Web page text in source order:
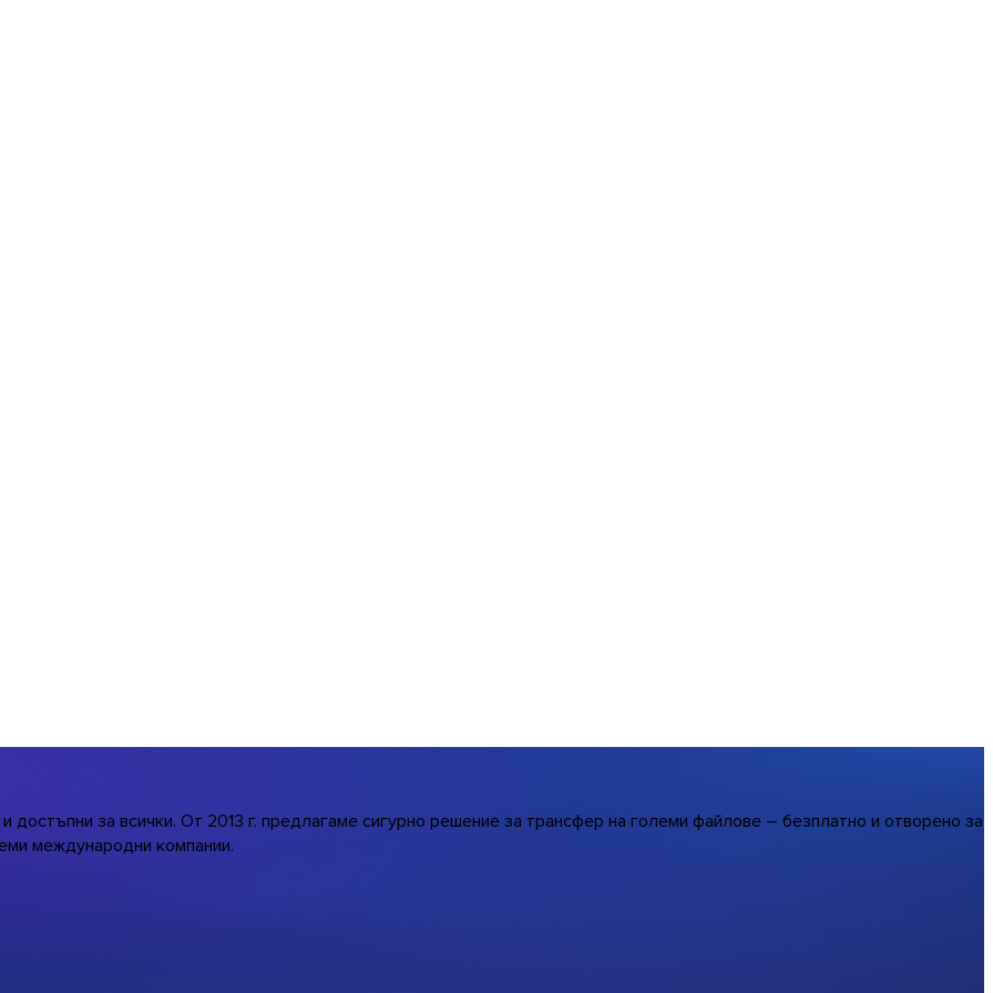
достъпни за всички. От 2013 г. предлагаме сигурно решение за трансфер на големи файлове – безплатно и отворено за
международни компании.